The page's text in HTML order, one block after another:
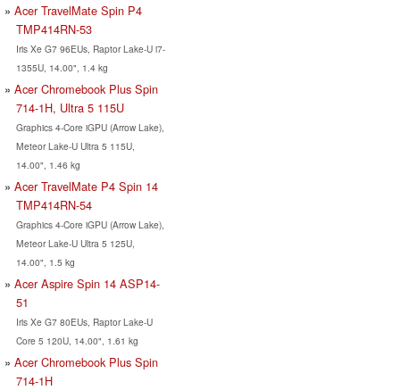
Acer TravelMate Spin P4
TMP414RN-53
Iris Xe G7 96EUs, Raptor Lake-U i7-
1355U, 14.00", 1.4 kg
Acer Chromebook Plus Spin
714-1H, Ultra 5 115U
Graphics 4-Core iGPU (Arrow Lake),
Meteor Lake-U Ultra 5 115U,
14.00", 1.46 kg
Acer TravelMate P4 Spin 14
TMP414RN-54
Graphics 4-Core iGPU (Arrow Lake),
Meteor Lake-U Ultra 5 125U,
14.00", 1.5 kg
Acer Aspire Spin 14 ASP14-
51
Iris Xe G7 80EUs, Raptor Lake-U
Core 5 120U, 14.00", 1.61 kg
Acer Chromebook Plus Spin
714-1H